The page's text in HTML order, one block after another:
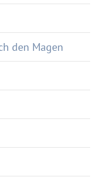
den Magen